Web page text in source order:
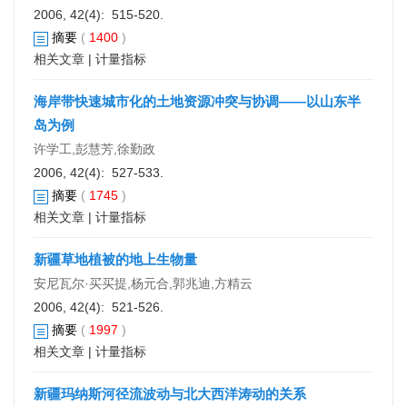
2006, 42(4): 515-520.
摘要 ( 1400 )
相关文章 | 计量指标
海岸带快速城市化的土地资源冲突与协调——以山东半
岛为例
许学工,彭慧芳,徐勤政
2006, 42(4): 527-533.
摘要 ( 1745 )
相关文章 | 计量指标
新疆草地植被的地上生物量
安尼瓦尔·买买提,杨元合,郭兆迪,方精云
2006, 42(4): 521-526.
摘要 ( 1997 )
相关文章 | 计量指标
新疆玛纳斯河径流波动与北大西洋涛动的关系